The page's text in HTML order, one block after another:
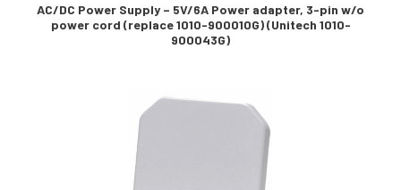
AC/DC Power Supply – 5V/6A Power adapter, 3-pin w/o
power cord (replace 1010-900010G) (Unitech 1010-
900043G)